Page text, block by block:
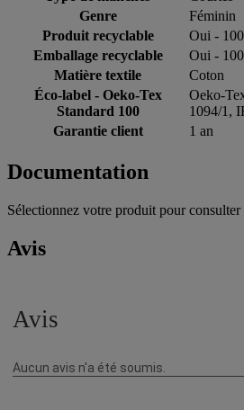
Genre
Féminin
Produit recyclable
Oui -
Emballage recyclable
Oui -
Matière textile
Coton
Éco-label - Oeko-Tex
Standard 100
Oeko-
1094/1,
Garantie client
1 an
Documentation
Sélectionnez votre produit pour
Avis